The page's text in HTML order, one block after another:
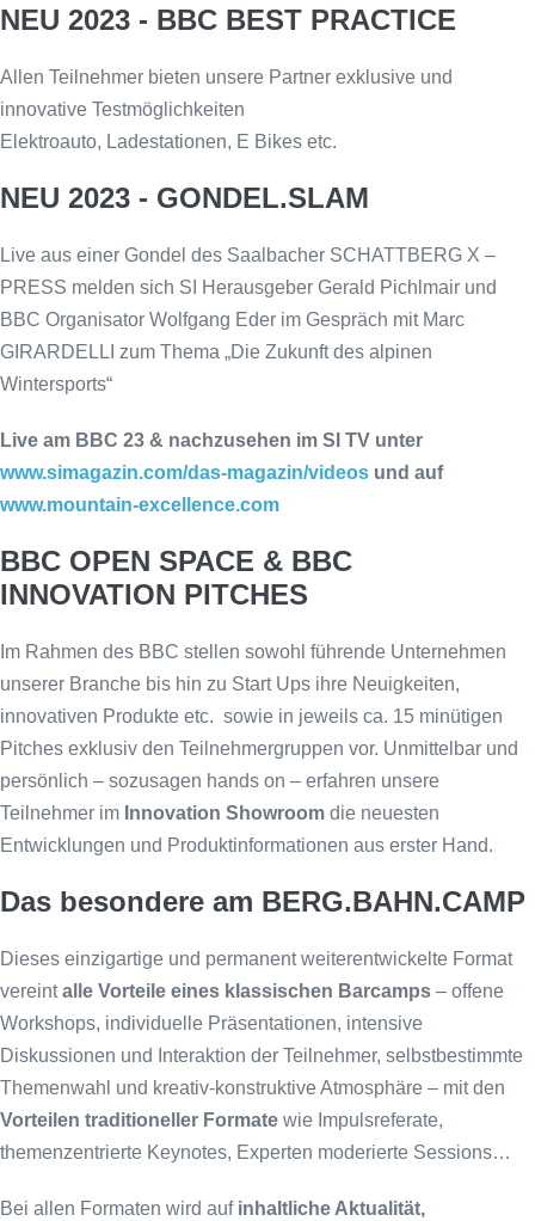
NEU 2023 - BBC BEST PRACTICE
Allen Teilnehmer bieten unsere Partner exklusive und
innovative Testmöglichkeiten
Elektroauto, Ladestationen, E Bikes etc.
NEU 2023 - GONDEL.SLAM
Live aus einer Gondel des Saalbacher SCHATTBERG X –
PRESS melden sich SI Herausgeber Gerald Pichlmair und
BBC Organisator Wolfgang Eder im Gespräch mit Marc
GIRARDELLI zum Thema „Die Zukunft des alpinen
Wintersports“
Live am BBC 23 & nachzusehen im SI TV unter
www.simagazin.com/das-magazin/videos und auf
www.mountain-excellence.com
BBC OPEN SPACE & BBC
INNOVATION PITCHES
Im Rahmen des BBC stellen sowohl führende Unternehmen
unserer Branche bis hin zu Start Ups ihre Neuigkeiten,
innovativen Produkte etc. sowie in jeweils ca. 15 minütigen
Pitches exklusiv den Teilnehmergruppen vor. Unmittelbar und
persönlich – sozusagen hands on – erfahren unsere
Teilnehmer im Innovation Showroom die neuesten
Entwicklungen und Produktinformationen aus erster Hand.
Das besondere am BERG.BAHN.CAMP
Dieses einzigartige und permanent weiterentwickelte Format
vereintalle Vorteile eines klassischen Barcamps – offene
Workshops, individuelle Präsentationen, intensive
Diskussionen und Interaktion der Teilnehmer, selbstbestimmte
Themenwahl und kreativ-konstruktive Atmosphäre – mit den
Vorteilen traditioneller Formate wie Impulsreferate,
themenzentrierte Keynotes, Experten moderierte Sessions…
Bei allen Formaten wird auf inhaltliche Aktualität,